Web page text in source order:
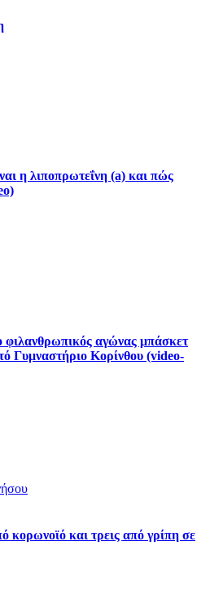
η λιποπρωτεΐνη (a) και πώς
φιλανθρωπικός αγώνας μπάσκετ
Γυμναστήριο Κορίνθου (video-
κορωνοϊό και τρεις από γρίπη σε